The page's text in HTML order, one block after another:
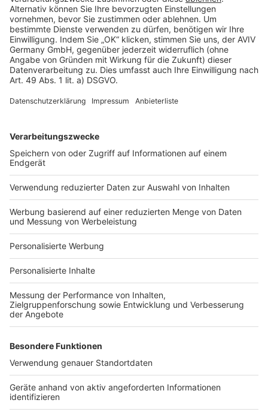
Rechtliches
AGB-Übersicht
Datenschutz
Impressum
Services
Bauprojekt-Quiz
Häuser-Suche
Hausanbieter-Suche
Bauprojekt-Profil
Für Unternehmen
Ihre Baufirma auf bauen.de
Kostenloses Infogespräch